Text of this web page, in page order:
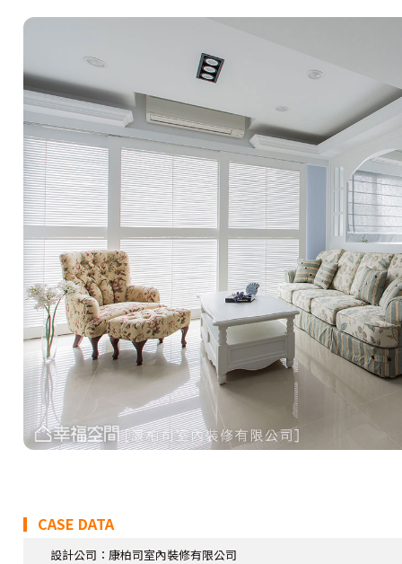
▎CASE DATA
設計公司：康柏司室內裝修有限公司